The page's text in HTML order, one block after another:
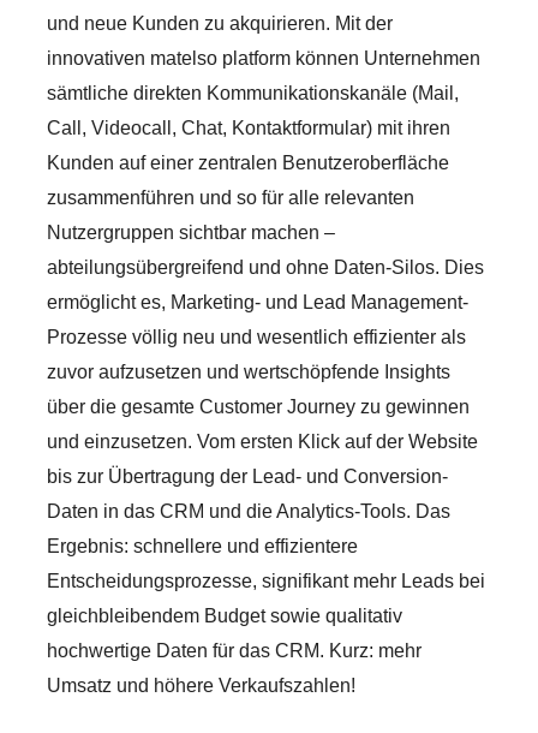
und neue Kunden zu akquirieren. Mit der
innovativen matelso platform können Unternehmen
sämtliche direkten Kommunikationskanäle (Mail,
Call, Videocall, Chat, Kontaktformular) mit ihren
Kunden auf einer zentralen Benutzeroberfläche
zusammenführen und so für alle relevanten
Nutzergruppen sichtbar machen –
abteilungsübergreifend und ohne Daten-Silos. Dies
ermöglicht es, Marketing- und Lead Management-
Prozesse völlig neu und wesentlich effizienter als
zuvor aufzusetzen und wertschöpfende Insights
über die gesamte Customer Journey zu gewinnen
und einzusetzen. Vom ersten Klick auf der Website
bis zur Übertragung der Lead- und Conversion-
Daten in das CRM und die Analytics-Tools. Das
Ergebnis: schnellere und effizientere
Entscheidungsprozesse, signifikant mehr Leads bei
gleichbleibendem Budget sowie qualitativ
hochwertige Daten für das CRM. Kurz: mehr
Umsatz und höhere Verkaufszahlen!